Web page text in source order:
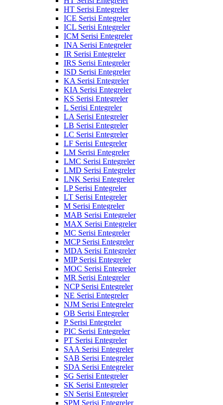
HT Serisi Entegreler
ICE Serisi Entegreler
ICL Serisi Entegreler
ICM Serisi Entegreler
INA Serisi Entegreler
IR Serisi Entegreler
IRS Serisi Entegreler
ISD Serisi Entegreler
KA Serisi Entegreler
KIA Serisi Entegreler
KS Serisi Entegreler
L Serisi Entegreler
LA Serisi Entegreler
LB Serisi Entegreler
LC Serisi Entegreler
LF Serisi Entegreler
LM Serisi Entegreler
LMC Serisi Entegreler
LMD Serisi Entegreler
LNK Serisi Entegreler
LP Serisi Entegreler
LT Serisi Entegreler
M Serisi Entegreler
MAB Serisi Entegreler
MAX Serisi Entegreler
MC Serisi Entegreler
MCP Serisi Entegreler
MDA Serisi Entegreler
MIP Serisi Entegreler
MOC Serisi Entegreler
MR Serisi Entegreler
NCP Serisi Entegreler
NE Serisi Entegreler
NJM Serisi Entegreler
OB Serisi Entegreler
P Serisi Entegreler
PIC Serisi Entegreler
PT Serisi Entegreler
SAA Serisi Entegreler
SAB Serisi Entegreler
SDA Serisi Entegreler
SG Serisi Entegreler
SK Serisi Entegreler
SN Serisi Entegreler
SPM Serisi Entegreler